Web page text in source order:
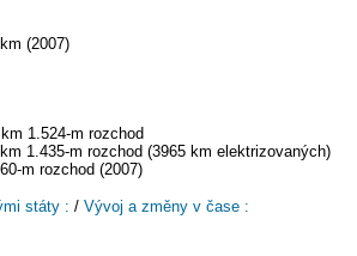
(2007)
1.524-m rozchod
1.435-m rozchod (3965 km elektrizovaných)
m rozchod (2007)
státy : / Vývoj a změny v čase :